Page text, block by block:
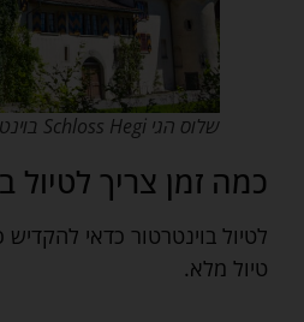
שלוס הגי Schloss Hegi בוינטרטור
כמה זמן צריך לטיול
לטיול בוינטרטור כדאי להקדיש
טיול מלא.